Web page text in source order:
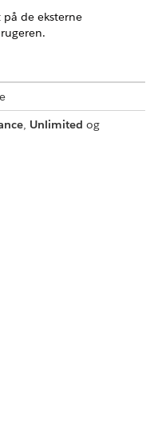
de eksterne
, Unlimited og
til handlingen.